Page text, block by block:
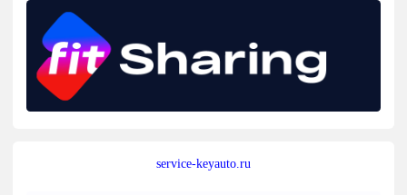
service-keyauto.ru